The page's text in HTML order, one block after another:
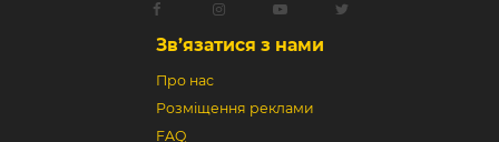
Зв’язатися з нами
Про нас
Розміщення реклами
FAQ